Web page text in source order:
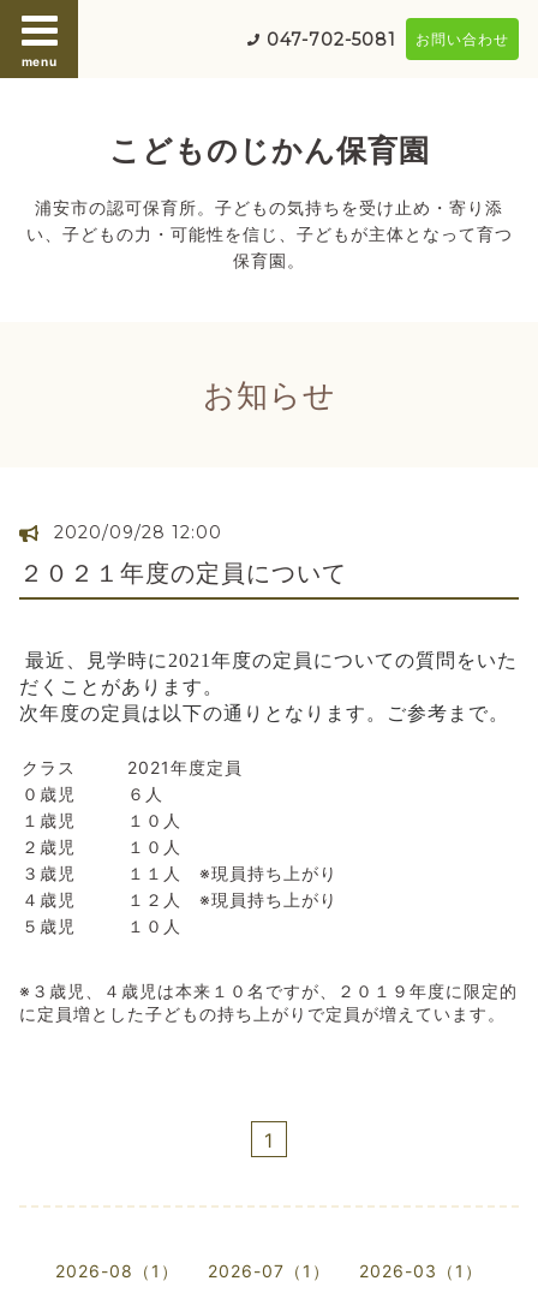
menu
047-702-5081 お問い合わせ
こどものじかん保育園
浦安市の認可保育所。子どもの気持ちを受け止め・寄り添
い、子どもの力・可能性を信じ、子どもが主体となって育つ
保育園。
お知らせ
2020/09/28 12:00
２０２１年度の定員について
最近、見学時に2021年度の定員についての質問をいた
だくことがあります。
次年度の定員は以下の通りとなります。ご参考まで。
クラス
2021年度定員
０歳児
６人
１歳児
１０人
２歳児
１０人
３歳児
１１人 ※現員持ち上がり
４歳児
１２人 ※現員持ち上がり
５歳児
１０人
※３歳児、４歳児は本来１０名ですが、２０１９年度に限定的
に定員増とした子どもの持ち上がりで定員が増えています。
1
2026-08（1） 2026-07（1）
2026-03（1）